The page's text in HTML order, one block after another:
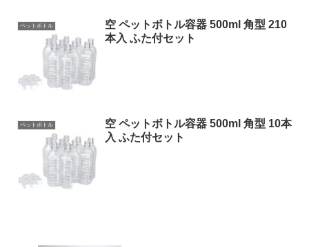
ペットボトル
空 ペットボトル容器 500ml 角型 210
本入 ふた付セット
ペットボトル
空 ペットボトル容器 500ml 角型 10本
入 ふた付セット